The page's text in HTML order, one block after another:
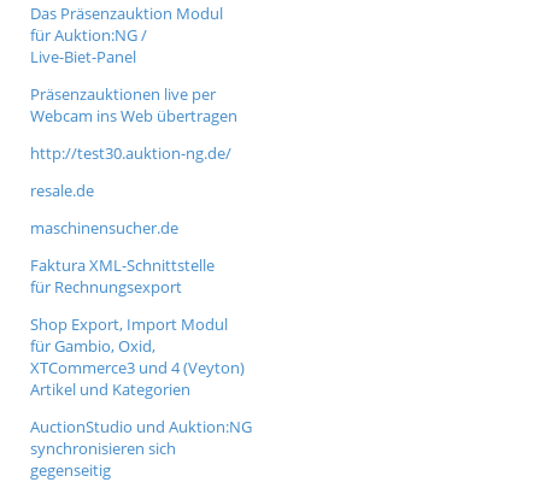
Das Präsenzauktion Modul
für Auktion:NG /
Live-Biet-Panel
Präsenzauktionen live per
Webcam ins Web übertragen
http://test30.auktion-ng.de/
resale.de
maschinensucher.de
Faktura XML-Schnittstelle
für Rechnungsexport
Shop Export, Import Modul
für Gambio, Oxid,
XTCommerce3 und 4 (Veyton)
Artikel und Kategorien
AuctionStudio und Auktion:NG
synchronisieren sich
gegenseitig